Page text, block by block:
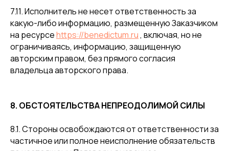
7.11. Исполнитель не несет ответственность за
какую-либо информацию, размещенную Заказчиком
на ресурсеhttps://benedictum.ru, включая, но не
ограничиваясь, информацию, защищенную
авторским правом, без прямого согласия
владельца авторского права.
8. ОБСТОЯТЕЛЬСТВА НЕПРЕОДОЛИМОЙ СИЛЫ
8.1. Стороны освобождаются от ответственности за
частичное или полное неисполнение обязательств